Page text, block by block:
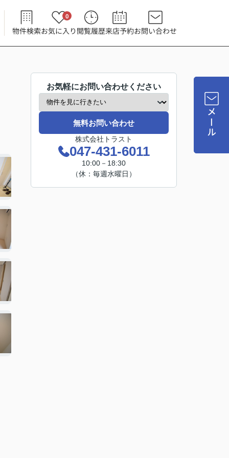
物件検索お気に入り
0
閲覧履歴来店予約お問い合わせ
メール
お気軽にお問い合わせください
無料お問い合わせ
株式会社トラスト
047-431-6011
10:00－18:30
（休：毎週水曜日）